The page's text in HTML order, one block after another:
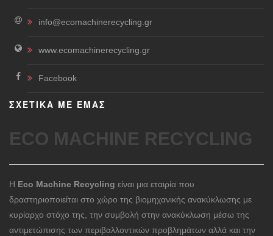
info@ecomachinerecycling.gr
www.ecomachinerecycling.gr
Facebook
ΣΧΕΤΙΚΑ ΜΕ ΕΜΑΣ
ECO MACHINE RECYCLING
Η Eco Machine Recycling είναι μια εταιρία που
δραστηριοποιείται στο χώρο της βιομηχανικής ανακύκλωσης με
κυρίαρχο στόχο της, την συμβολή στην ανακύκλωση μέσω της
αντιμετώπισης των περιβαλλοντικών προβλημάτων αλλά και την